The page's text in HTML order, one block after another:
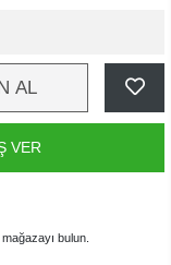
AL
VER
bulun.